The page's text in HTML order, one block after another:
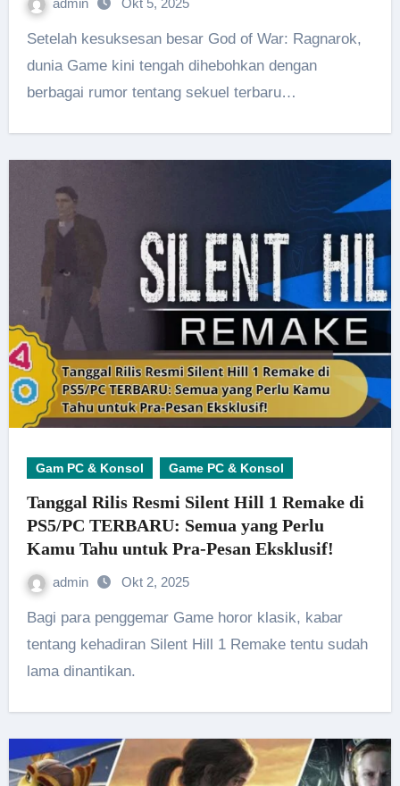
admin Okt 5, 2025
Setelah kesuksesan besar God of War: Ragnarok,
dunia Game kini tengah dihebohkan dengan
berbagai rumor tentang sekuel terbaru…
Gam PC & Konsol Game PC & Konsol
Tanggal Rilis Resmi Silent Hill 1 Remake di
PS5/PC TERBARU: Semua yang Perlu
Kamu Tahu untuk Pra-Pesan Eksklusif!
admin Okt 2, 2025
Bagi para penggemar Game horor klasik, kabar
tentang kehadiran Silent Hill 1 Remake tentu sudah
lama dinantikan.